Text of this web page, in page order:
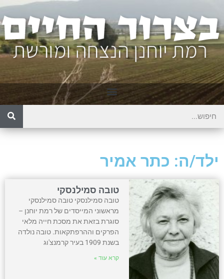
ילד/ה: כתר אמיר
טובה סמילנסקי
טובה סמילנסקי טובה סמילנסקי
מראשוני המייסדים של רמת יוחנן –
סוגרת בזאת את מסכת חייה מלאי
הפרקים וההרפתקאות. טובה נולדה
בשנת 1909 בעיר קרמנצ'וג
קרא עוד »